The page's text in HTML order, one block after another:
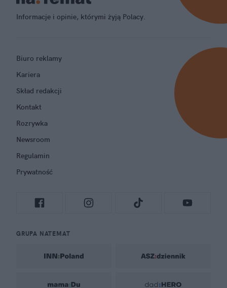
Informacje i opinie, którymi żyją Polacy.
Biuro reklamy
Kariera
Skład redakcji
Kontakt
Rozrywka
Newsroom
Regulamin
Prywatność
GRUPA NATEMAT